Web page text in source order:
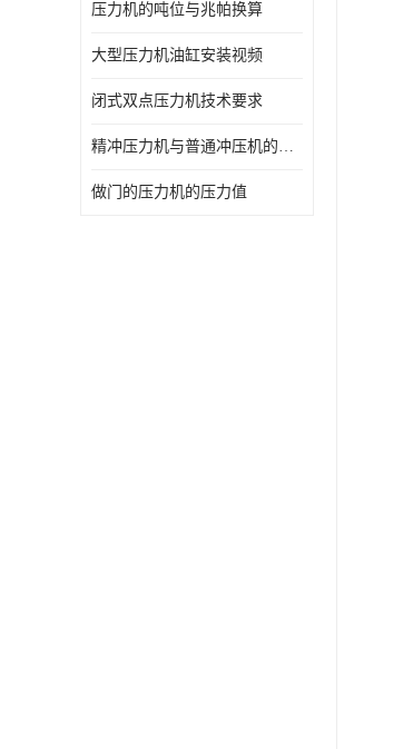
压力机的吨位与兆帕换算
大型压力机油缸安装视频
闭式双点压力机技术要求
精冲压力机与普通冲压机的区别
做门的压力机的压力值